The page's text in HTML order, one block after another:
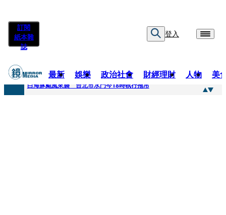
訂閱
紙本雜
誌
登入
最新 娛樂 政治社會 財經理財 人物 美
快訊
白海豚颱風來襲 台北市水門今18時執行拖吊